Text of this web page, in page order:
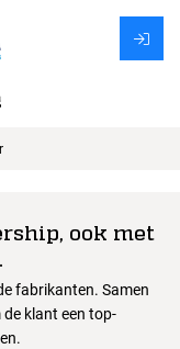
ook met
fabrikanten. Samen
klant een top-